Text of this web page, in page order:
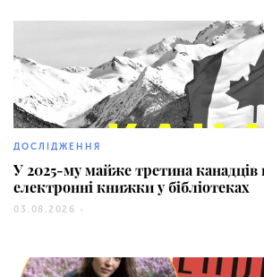
ДОСЛІДЖЕННЯ
У 2025-му майже третина канадців
електронні книжки у бібліотеках
03.08.2026 -